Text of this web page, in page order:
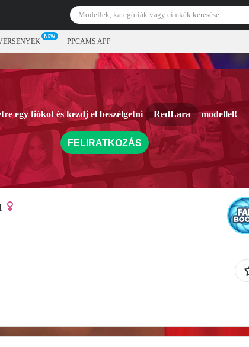
PPCAMS APP
egy fiókot és kezdj el beszélgetni RedLara modellel!
FELIRATKOZÁS